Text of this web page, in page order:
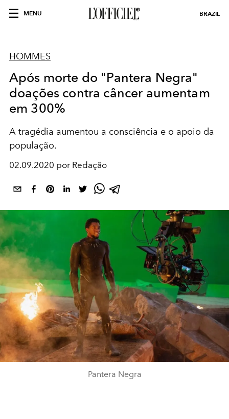
MENU BRAZIL
HOMMES
Após morte do "Pantera Negra"
doações contra câncer aumentam
em 300%
A tragédia aumentou a consciência e o apoio da
população.
02.09.2020 por Redação
Pantera Negra